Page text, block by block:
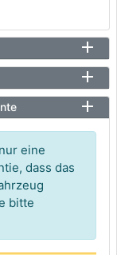
eine
dass das
bitte